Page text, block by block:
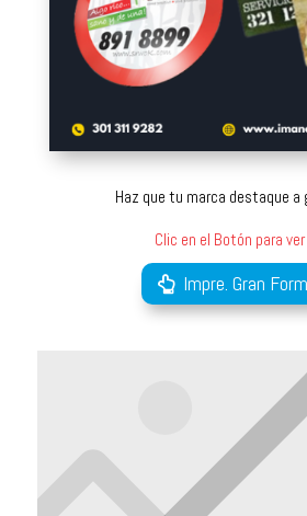
Haz que tu marca destaque a
Clic en el Botón para
Impre. Gran